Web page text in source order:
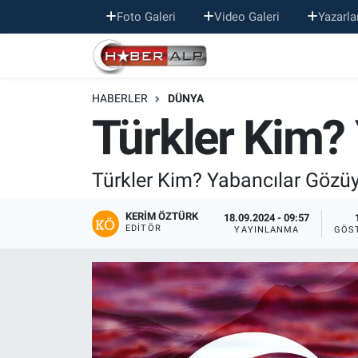
Foto Galeri Video Galeri
HABERLER DÜNYA
Türkler Kim?
Türkler Kim? Yabancılar
KERIM ÖZTÜRK
EDITÖR
18.09.2024 - 09:57
YAYINLANMA
Nöbetçi Eczaneler
Hava Durumu
Trafik Durumu
Süper Lig Puan Durumu ve Fikstür
Tüm Manşetler
Son Dakika Haberleri
Haber Arşivi